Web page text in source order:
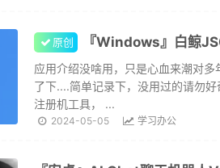
原创 『Windows』白鲸
应用介绍没啥用，只是心血来潮对
了下....简单记录下，没用过的请勿
注册机工具， ...
2024-05-05 学习办公